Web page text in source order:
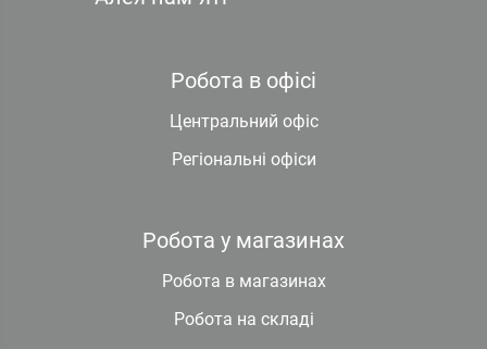
Робота в офісі
Центральний офіс
Регіональні офіси
Робота у магазинах
Робота в магазинах
Робота на складі